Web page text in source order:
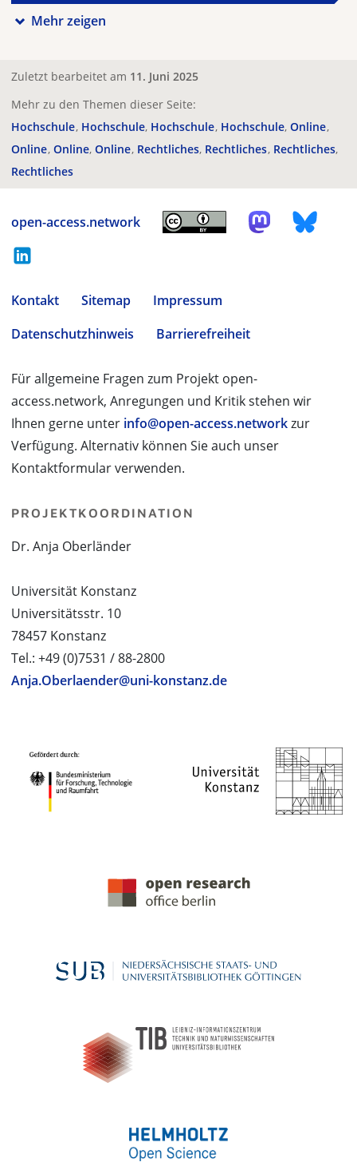
Mehr zeigen
Zuletzt bearbeitet am 11. Juni 2025
Mehr zu den Themen dieser Seite:
Hochschule Hochschule Hochschule Hochschule Online
Online Online Online Rechtliches Rechtliches Rechtliches
Rechtliches
open-access.network
Kontakt Sitemap
Impressum
Datenschutzhinweis
Barrierefreiheit
Für allgemeine Fragen zum Projekt open-
access.network, Anregungen und Kritik stehen wir
Ihnen gerne unter info@open-access.networkzur
Verfügung. Alternativ können Sie auch unser
Kontaktformular verwenden.
PROJEKTKOORDINATION
Dr. Anja Oberländer
Universität Konstanz
Universitätsstr. 10
78457 Konstanz
Tel.: +49 (0)7531 / 88-2800
Anja.Oberlaender@uni-konstanz.de